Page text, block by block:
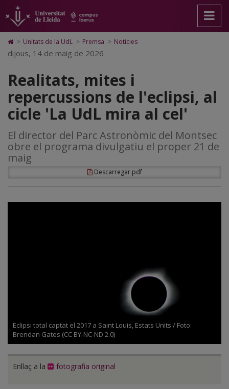
Realitats,
mites
repercussions
de
l'eclipsi,
al
cicle
'La
UdL
mira
al
pàgina
principal.
Universitat
Lleida
contingut
principal
Mapa
Web.
Universitat
Cerca
Accessibilitat.
Universitat
Lleida
Icono
de
Home
ir
a
la
página
de
inicio
> Unitats de la UdL > Premsa > Noticies
dijous, 14 de maig de 2026
Realitats, mites i
repercussions de l'eclipsi, al
cicle 'La UdL mira al cel'
El director del Parc Astronòmic del Montsec
obre el programa divulgatiu el proper 21 de
maig
Descarregar pdf
Eclipsi total captat el 2017 a Saint Louis, Estats Units / Foto:
Brendan Gates (CC BY-NC-ND 2.0)
Enllaç a la fotografia original